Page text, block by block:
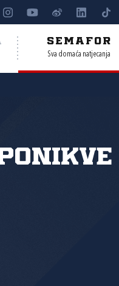
SEMAFOR
Sva domaća natjecanja